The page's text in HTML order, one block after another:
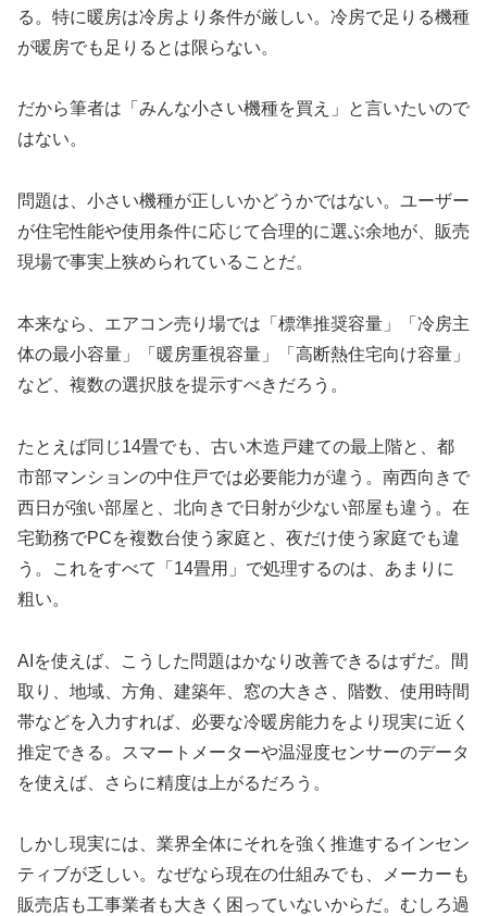
る。特に暖房は冷房より条件が厳しい。冷房で足りる機種
が暖房でも足りるとは限らない。
だから筆者は「みんな小さい機種を買え」と言いたいので
はない。
問題は、小さい機種が正しいかどうかではない。ユーザー
が住宅性能や使用条件に応じて合理的に選ぶ余地が、販売
現場で事実上狭められていることだ。
本来なら、エアコン売り場では「標準推奨容量」「冷房主
体の最小容量」「暖房重視容量」「高断熱住宅向け容量」
など、複数の選択肢を提示すべきだろう。
たとえば同じ14畳でも、古い木造戸建ての最上階と、都
市部マンションの中住戸では必要能力が違う。南西向きで
西日が強い部屋と、北向きで日射が少ない部屋も違う。在
宅勤務でPCを複数台使う家庭と、夜だけ使う家庭でも違
う。これをすべて「14畳用」で処理するのは、あまりに
粗い。
AIを使えば、こうした問題はかなり改善できるはずだ。間
取り、地域、方角、建築年、窓の大きさ、階数、使用時間
帯などを入力すれば、必要な冷暖房能力をより現実に近く
推定できる。スマートメーターや温湿度センサーのデータ
を使えば、さらに精度は上がるだろう。
しかし現実には、業界全体にそれを強く推進するインセン
ティブが乏しい。なぜなら現在の仕組みでも、メーカーも
販売店も工事業者も大きく困っていないからだ。むしろ過